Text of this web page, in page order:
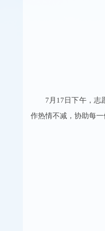
7月17日下午，志
作热情不减，协助每一